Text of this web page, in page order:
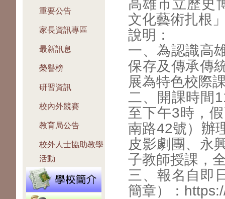
重要公告
家長資訊專區
最新訊息
榮譽榜
研習資訊
校內外競賽
教育局公告
校外人士協助教學
活動
高雄市立歷史
文化藝術扎根
說明：
一、為認識高
保存及傳承傳
展為特色校際
二、開課時間
至下午3時，
南路42號）辦
皮影劇團、永
子教師授課，
三、報名自即
簡章）：